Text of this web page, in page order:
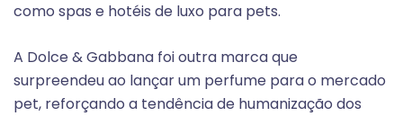
como spas e hotéis de luxo para pets.
A Dolce & Gabbana foi outra marca que
surpreendeu ao lançar um perfume para o mercado
pet, reforçando a tendência de humanização dos